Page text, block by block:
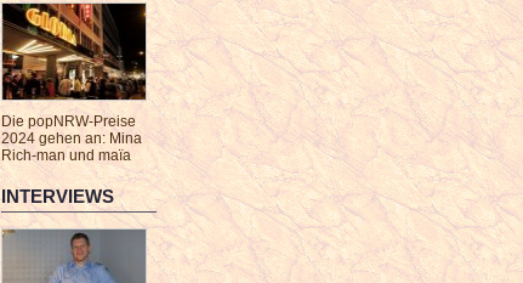
Die popNRW-Preise
2024 gehen an: Mina
Rich-man und maïa
INTERVIEWS